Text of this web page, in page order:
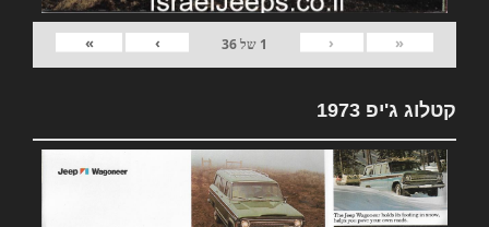
«
‹
1 של36
›
»
קטלוג ג'יפ 1973